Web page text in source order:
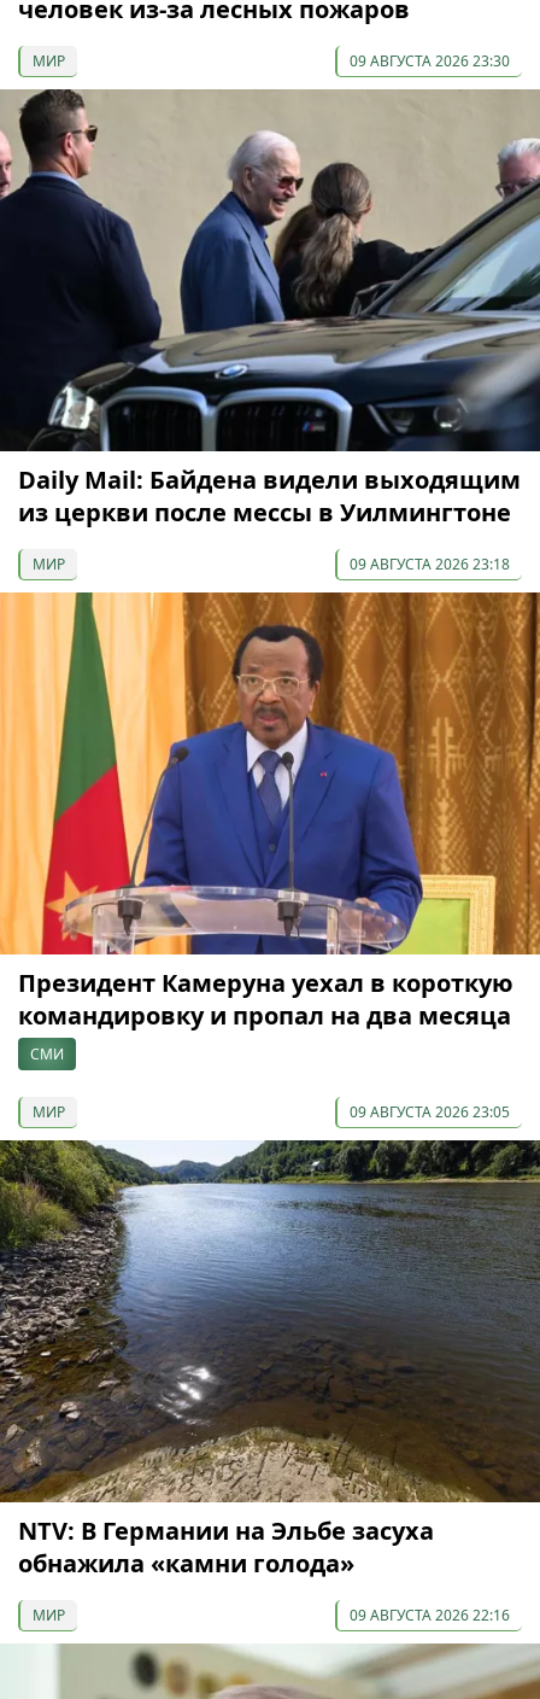
человек из-за лесных пожаров
МИР 09 АВГУСТА 2026 23:30
Daily Mail: Байдена видели выходящим
из церкви после мессы в Уилмингтоне
МИР 09 АВГУСТА 2026 23:18
Президент Камеруна уехал в короткую
командировку и пропал на два месяца
СМИ
МИР 09 АВГУСТА 2026 23:05
NTV: В Германии на Эльбе засуха
обнажила «камни голода»
МИР 09 АВГУСТА 2026 22:16